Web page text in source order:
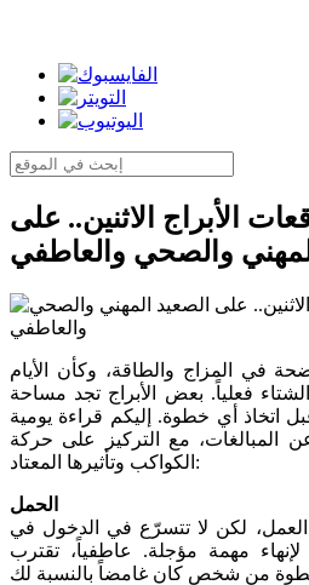
الأبراج الاثنين.. على
والصحي والعاطفي
في المزاج والطاقة، وكأن الأيام
فعلياً. بعض الأبراج تجد مساحة
اتخاذ أي خطوة. إليكم قراءة يومية
مع التركيز على حركة
الكواكب وتأثيرها المعتاد:
الحمل
لكن لا تتسرّع في الدخول في
مهمة مؤجلة. عاطفياً، تقترب